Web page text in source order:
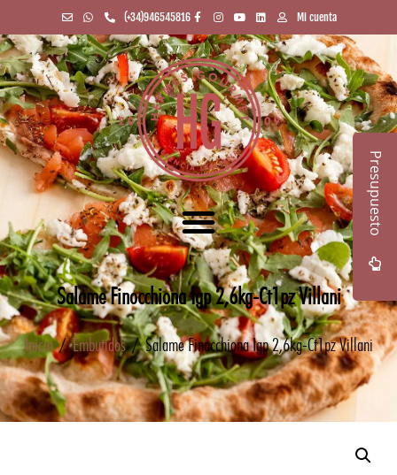
(+34)946545816 Mi cuenta
Salame Finocchiona Igp 2,6kg-Ct1pz Villani
Inicio/Embutidos/ Salame Finocchiona Igp 2,6kg-Ct1pz Villani
Presupuesto